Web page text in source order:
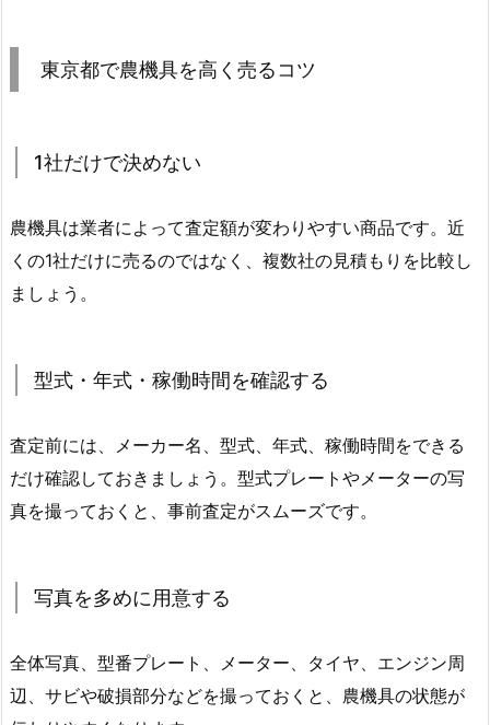
東京都で農機具を高く売るコツ
1社だけで決めない
農機具は業者によって査定額が変わりやすい商品です。近
くの1社だけに売るのではなく、複数社の見積もりを比較し
ましょう。
型式・年式・稼働時間を確認する
査定前には、メーカー名、型式、年式、稼働時間をできる
だけ確認しておきましょう。型式プレートやメーターの写
真を撮っておくと、事前査定がスムーズです。
写真を多めに用意する
全体写真、型番プレート、メーター、タイヤ、エンジン周
辺、サビや破損部分などを撮っておくと、農機具の状態が